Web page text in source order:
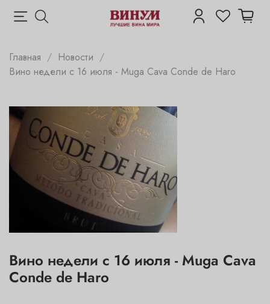
Главная
Новости
Вино недели с 16 июля - Muga Cava Conde de Haro
Вино недели с 16 июля - Muga Cava
Conde de Haro